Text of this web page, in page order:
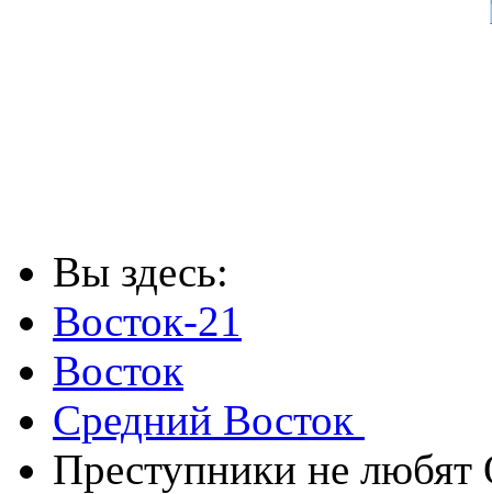
Вы здесь:
Восток-21
Восток
Средний Восток
Преступники не